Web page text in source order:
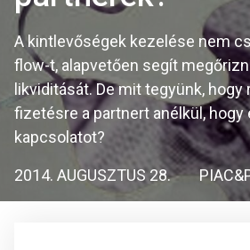
A kintlevőségek kezelése nem
flow-t, alapvetően segít
likviditását. De mit tegyünk, hogy
fizetésre a partnert anélkül,
kapcsolatot?
2014. AUGUSZTUS 28.